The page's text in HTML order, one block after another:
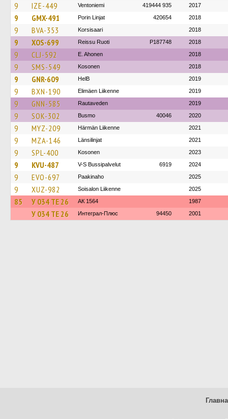
9 IZE-449 Ventoniemi 419444 935 2017
9 GMX-491 Porin Linjat 420654 2018
9 BVA-353 Korsisaari 2018
9 XOS-699 Reissu Ruoti P187748 2018
9 CLJ-592 E. Ahonen 2018
9 SMS-549 Kosonen 2018
9 GNR-609 HelB 2019
9 BXN-190 Elimäen Liikenne 2019
9 GNN-585 Rautaveden 2019
9 SOK-302 Busmo 40046 2020
9 MYZ-209 Härmän Liikenne 2021
9 MZA-146 Länsilinjat 2021
9 SPL-400 Kosonen 2023
9 KVU-487 V-S Bussipalvelut 6919 2024
9 EVO-697 Paakinaho 2025
9 XUZ-982 Soisalon Liikenne 2025
85 У 034 ТЕ 26 АК 1564 1987
У 034 ТЕ 26 Интеграл-Плюс 94450 2001